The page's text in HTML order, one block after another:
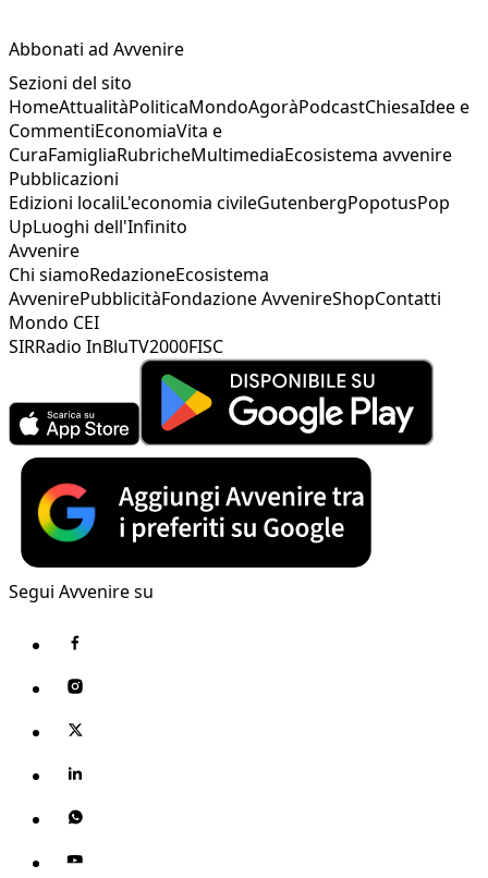
Abbonati ad Avvenire
Sezioni del sito
HomeAttualitàPoliticaMondoAgoràPodcastChiesaIdee e
CommentiEconomiaVita e
CuraFamigliaRubricheMultimediaEcosistema avvenire
Pubblicazioni
Edizioni localiL'economia civileGutenbergPopotusPop
UpLuoghi dell'Infinito
Avvenire
Chi siamoRedazioneEcosistema
AvvenirePubblicitàFondazione AvvenireShopContatti
Mondo CEI
SIRRadio InBluTV2000FISC
Segui Avvenire su